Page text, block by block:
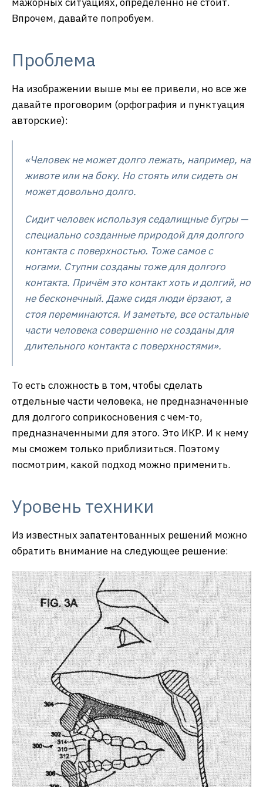
Впрочем, давайте попробуем.
Проблема
На изображении выше мы ее привели, но все же
давайте проговорим (орфография и пунктуация
авторские):
«Человек не может долго лежать, например, на
животе или на боку. Но стоять или сидеть он
может довольно долго.
Сидит человек используя седалищные бугры —
специально созданные природой для долгого
контакта с поверхностью. Тоже самое с
ногами. Ступни созданы тоже для долгого
контакта. Причём это контакт хоть и долгий, но
не бесконечный. Даже сидя люди ёрзают, а
стоя переминаются. И заметьте, все остальные
части человека совершенно не созданы для
длительного контакта с поверхностями».
То есть сложность в том, чтобы сделать
отдельные части человека, не предназначенные
для долгого соприкосновения с чем-то,
предназначенными для этого. Это ИКР. И к нему
мы сможем только приблизиться. Поэтому
посмотрим, какой подход можно применить.
Уровень техники
Из известных запатентованных решений можно
обратить внимание на следующее решение: